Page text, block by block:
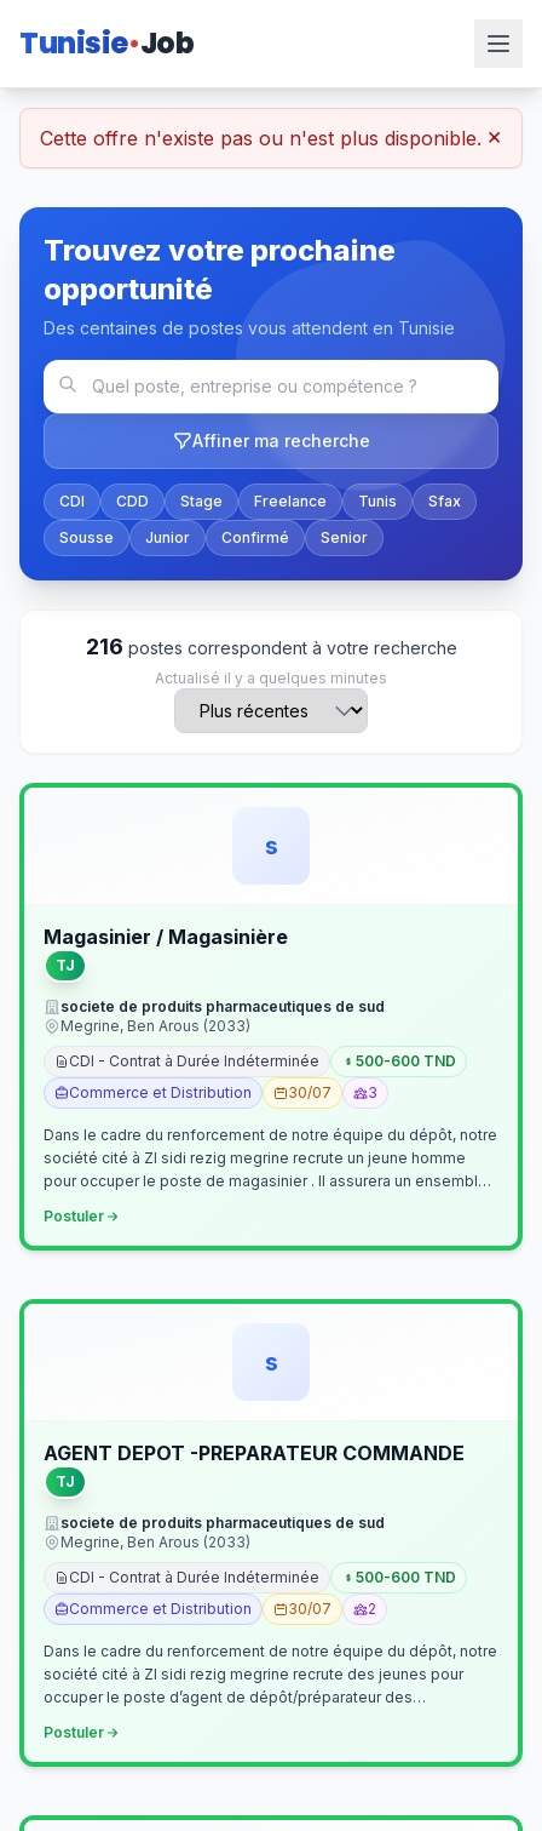
Tunisie Job
Cette offre n'existe pas ou n'est plus disponible. ×
Trouvez votre prochaine
opportunité
Des centaines de postes vous attendent en Tunisie
Affiner ma recherche
CDI CDD Stage Freelance Tunis
Sfax
Sousse
Junior Confirmé Senior
216 postes correspondent à votre recherche
Actualisé il y a quelques minutes
s
Magasinier / Magasinière
TJ
societe de produits pharmaceutiques de sud
Megrine, Ben Arous (2033)
CDI - Contrat à Durée Indéterminée
500-600 TND
Commerce et Distribution
30/07 3
Dans le cadre du renforcement de notre équipe du dépôt, notre
société cité à ZI sidi rezig megrine recrute un jeune homme
pour occuper le poste de magasinier . Il assurera un ensemble
Postuler
s
AGENT DEPOT -PREPARATEUR COMMANDE
TJ
societe de produits pharmaceutiques de sud
Megrine, Ben Arous (2033)
CDI - Contrat à Durée Indéterminée
500-600 TND
Commerce et Distribution
30/07 2
Dans le cadre du renforcement de notre équipe du dépôt, notre
société cité à ZI sidi rezig megrine recrute des jeunes pour
occuper le poste d’agent de dépôt/préparateur des
Postuler